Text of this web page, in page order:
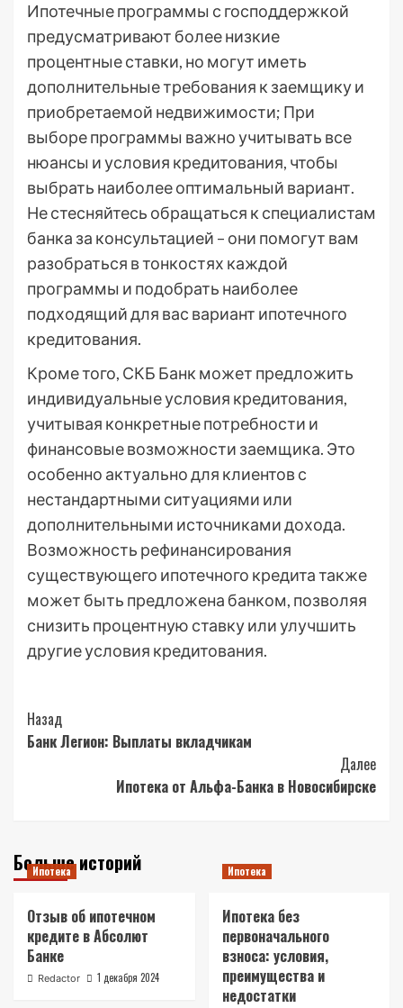
Ипотечные программы с господдержкой
предусматривают более низкие
процентные ставки, но могут иметь
дополнительные требования к заемщику и
приобретаемой недвижимости; При
выборе программы важно учитывать все
нюансы и условия кредитования, чтобы
выбрать наиболее оптимальный вариант.
Не стесняйтесь обращаться к специалистам
банка за консультацией – они помогут вам
разобраться в тонкостях каждой
программы и подобрать наиболее
подходящий для вас вариант ипотечного
кредитования.
Кроме того, СКБ Банк может предложить
индивидуальные условия кредитования,
учитывая конкретные потребности и
финансовые возможности заемщика. Это
особенно актуально для клиентов с
нестандартными ситуациями или
дополнительными источниками дохода.
Возможность рефинансирования
существующего ипотечного кредита также
может быть предложена банком, позволяя
снизить процентную ставку или улучшить
другие условия кредитования.
Post
Navigation
Назад
Банк Легион: Выплаты вкладчикам
Далее
Ипотека от Альфа-Банка в Новосибирске
Больше историй
Ипотека
Отзыв об ипотечном
кредите в Абсолют
Банке
Redactor 1 декабря 2024
Ипотека
Ипотека без
первоначального
взноса: условия,
преимущества и
недостатки